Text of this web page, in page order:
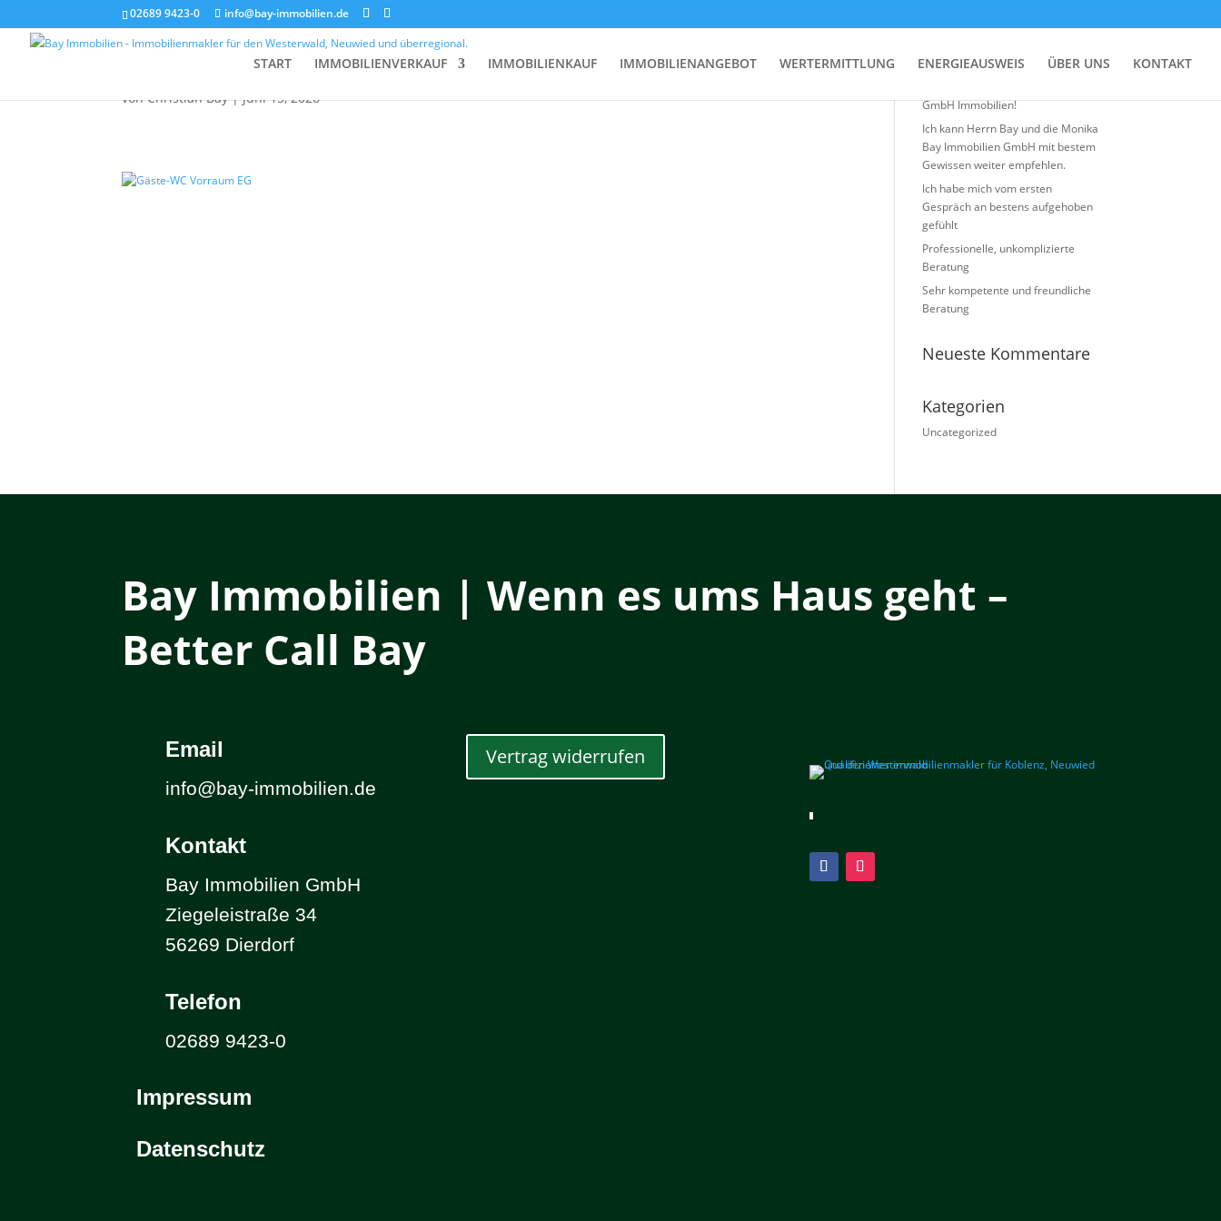
02689 9423-0 info@bay-immobilien.de
START IMMOBILIENVERKAUF IMMOBILIENKAUF IMMOBILIENANGEBOT WERTERMITTLUNG ENERGIEAUSWEIS ÜBER UNS KONTAKT
Gäste-WC Vorraum EG
vonChristian Bay|Juni 15, 2026
Neueste Beiträge
GmbH Immobilien!
Ich kann Herrn Bay und die Monika
Bay Immobilien GmbH mit bestem
Gewissen weiter empfehlen.
Ich habe mich vom ersten
Gespräch an bestens aufgehoben
gefühlt
Professionelle, unkomplizierte
Beratung
Sehr kompetente und freundliche
Beratung
Neueste Kommentare
Kategorien
Uncategorized
Bay Immobilien | Wenn es ums Haus geht –
Better Call Bay
Email
info@bay-immobilien.de
Kontakt
Bay Immobilien GmbH
Ziegeleistraße 34
56269 Dierdorf
Telefon
02689 9423-0
Impressum
Datenschutz
Vertrag widerrufen